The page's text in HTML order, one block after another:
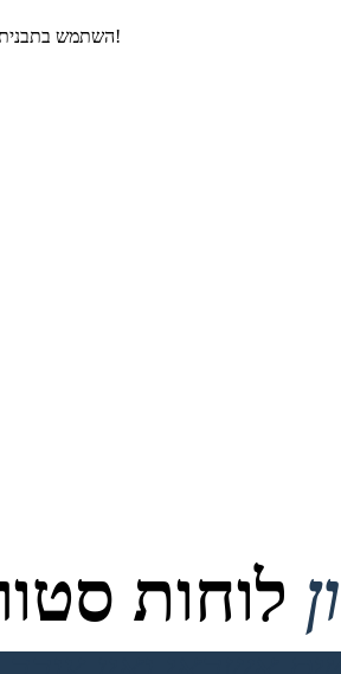
השתמש בתבנית זו כדי לכתוב ולהמחיש סיפור חדשותי אמיתי או בדיוני בעמוד הראשון!
לוחות